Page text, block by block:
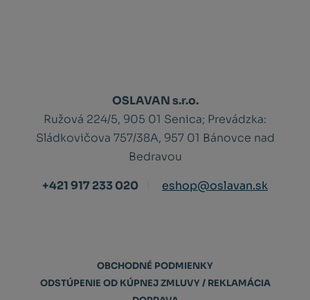
OSLAVAN s.r.o.
Ružová 224/5, 905 01 Senica; Prevádzka:
Sládkovičova 757/38A, 957 01 Bánovce nad
Bedravou
+421 917 233 020
eshop@oslavan.sk
OBCHODNÉ PODMIENKY
ODSTÚPENIE OD KÚPNEJ ZMLUVY / REKLAMÁCIA